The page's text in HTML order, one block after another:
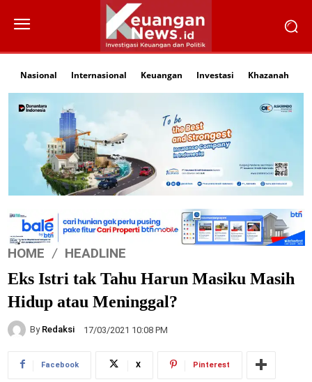
Nasional Internasional Keuangan Investasi Khazanah
HOME HEADLINE
Eks Istri tak Tahu Harun Masiku Masih
Hidup atau Meninggal?
By Redaksi 17/03/2021 10:08 PM
Facebook X Pinterest